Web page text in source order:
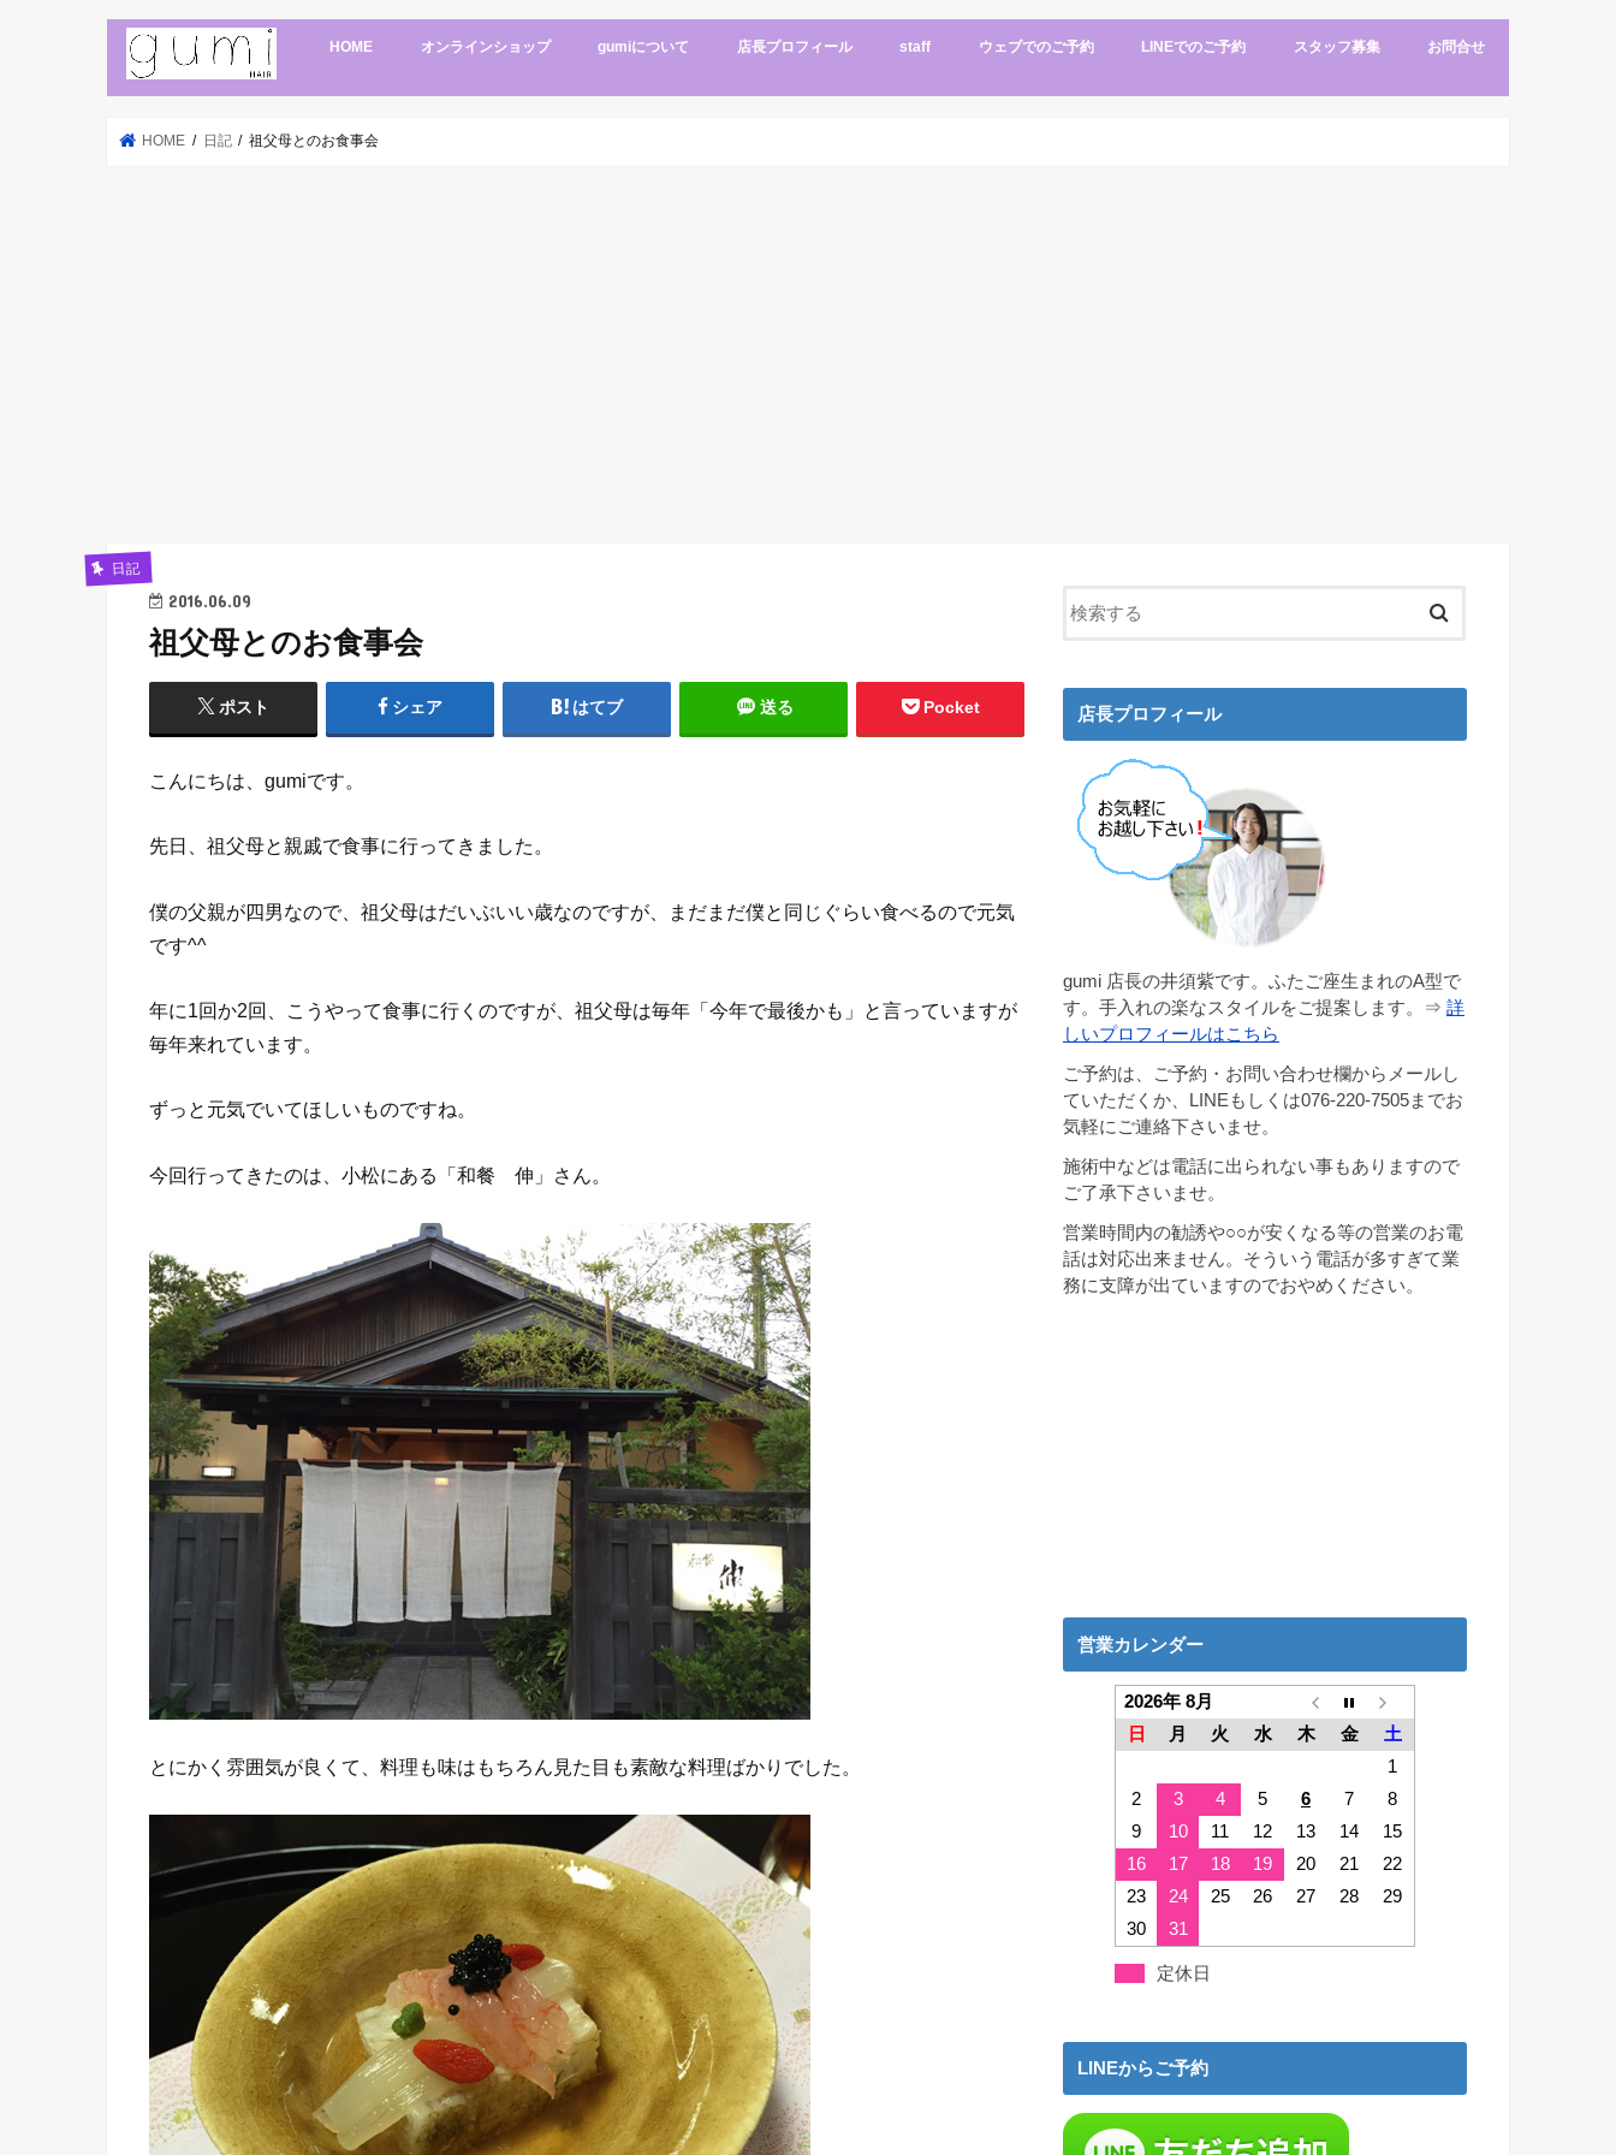
HOME オンラインショップ gumiについて
インテリア
ショップデータ
メニュー
アクセス
店長プロフィール staff ウェブでのご予約 LINEでのご予約 スタッフ募集 お問合せ
HOME 日記 祖父母とのお食事会
日記
2016.06.09
祖父母とのお食事会
ポスト シェア はてブ 送る Pocket
こんにちは、gumiです。
先日、祖父母と親戚で食事に行ってきました。
僕の父親が四男なので、祖父母はだいぶいい歳なのですが、まだまだ僕と同じぐらい食べるので元気
です^^
年に1回か2回、こうやって食事に行くのですが、祖父母は毎年「今年で最後かも」と言っていますが
毎年来れています。
ずっと元気でいてほしいものですね。
今回行ってきたのは、小松にある「和餐 伸」さん。
とにかく雰囲気が良くて、料理も味はもちろん見た目も素敵な料理ばかりでした。
店長プロフィール
gumi 店長の井須紫です。ふたご座生まれのA型で
す。手入れの楽なスタイルをご提案します。⇒ 詳
しいプロフィールはこちら
ご予約は、ご予約・お問い合わせ欄からメールし
ていただくか、LINEもしくは076-220-7505までお
気軽にご連絡下さいませ。
施術中などは電話に出られない事もありますので
ご了承下さいませ。
営業時間内の勧誘や○○が安くなる等の営業のお電
話は対応出来ません。そういう電話が多すぎて業
務に支障が出ていますのでおやめください。
営業カレンダー
2026年 8月
日
月 火 水 木 金
土
1
2
3 4 5 6 7
8
9
10 11 12 13 14
15
16
17 18 19 20 21
22
23
24 25 26 27 28
29
30
31
定休日
LINEからご予約